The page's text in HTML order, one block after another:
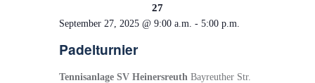
27
Padelturnier
September 27, 2025 @ 9:00 a.m. - 5:00 p.m.
Tennisanlage SV Heinersreuth Bayreuther Str.